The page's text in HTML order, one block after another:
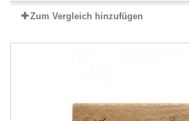
Zum Vergleich hinzufügen